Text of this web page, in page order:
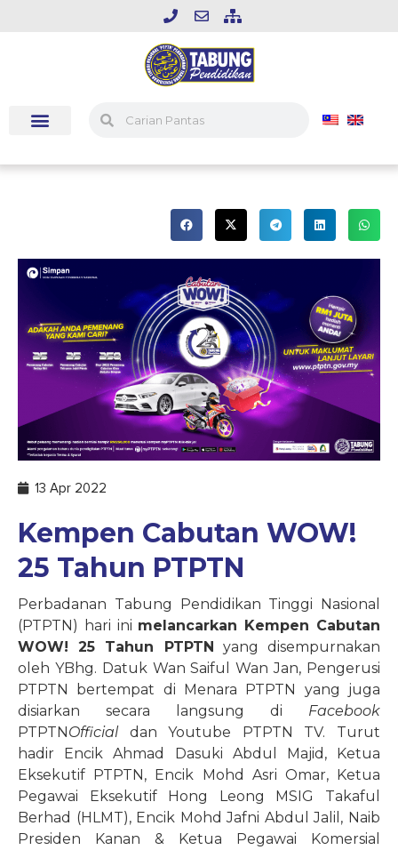
13 Apr 2022
Kempen Cabutan WOW!
25 Tahun PTPTN
Perbadanan Tabung Pendidikan Tinggi Nasional
(PTPTN) hari ini melancarkan Kempen Cabutan
WOW! 25 Tahun PTPTN yang disempurnakan
oleh YBhg. Datuk Wan Saiful Wan Jan, Pengerusi
PTPTN bertempat di Menara PTPTN yang juga
disiarkan secara langsung di Facebook
PTPTNOfficial dan Youtube PTPTN TV. Turut
hadir Encik Ahmad Dasuki Abdul Majid, Ketua
Eksekutif PTPTN, Encik Mohd Asri Omar, Ketua
Pegawai Eksekutif Hong Leong MSIG Takaful
Berhad (HLMT), Encik Mohd Jafni Abdul Jalil, Naib
Presiden Kanan & Ketua Pegawai Komersial